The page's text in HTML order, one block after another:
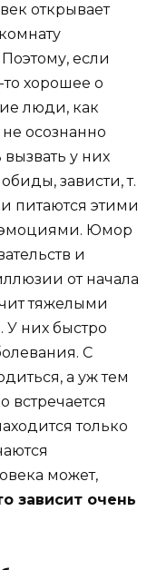
открывает
если
то хорошее о
люди, как
осознанно
у них
зависти, т.
питаются этими
Юмор
и
от начала
тяжелыми
них быстро
С
а уж тем
встречается
только
может,
зависит очень